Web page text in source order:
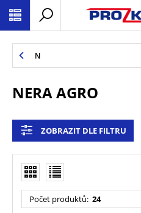
N
NERA AGRO
ZOBRAZIT DLE FILTRU
Počet produktů: 24